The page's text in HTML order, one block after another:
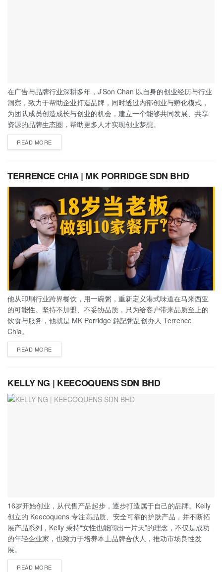
在广告与品牌行业深耕多年，J’Son Chan 以自身的创业经历与行业
洞察，致力于帮助企业打造品牌，同时透过内部创业与孵化模式，
为团队成员创造成长与创业的机会，建立一个能够共同发展、共享
资源的品牌生态圈，帮助更多人才实现创业梦想。
READ MORE
TERRENCE CHIA | MK PORRIDGE SDN BHD
他从印刷行业跨界餐饮，用一碗粥，重新定义港式味道在马来西亚
的可能性。坚持不加盟、不妥协品质，只为给客户带来品质至上的
饮食与服务，他就是 MK Porridge 銘記粥品创办人 Terrence
Chia。
READ MORE
KELLY NG | KEECOQUENS SDN BHD
16岁开始创业，从代售产品起步，逐步打造属于自己的品牌。Kelly
创立的 Keecoquens 专注高品质、安全可靠的护肤产品，并不断拓
展产品系列，Kelly 秉持“女性也能闯出一片天”的理念，不仅是成功
的年轻企业家，也致力于培养本土品牌合伙人，推动市场良性发
展。
READ MORE